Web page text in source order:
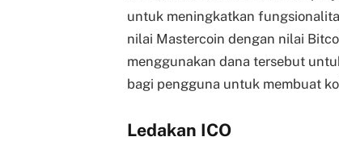
untuk meningkatkan
nilai Mastercoin dengan nilai
menggunakan dana tersebut
bagi pengguna untuk membuat
Ledakan ICO